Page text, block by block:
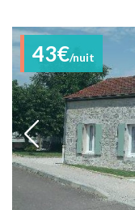
43€/nuit